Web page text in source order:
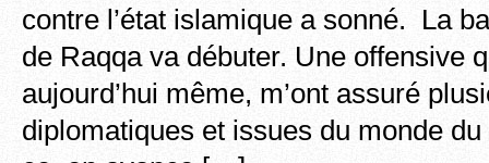
contre l’état islamique a sonné. La
de Raqqa va débuter. Une offensive
aujourd’hui même, m’ont assuré
diplomatiques et issues du monde